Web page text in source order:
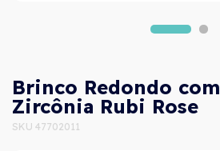
Brinco Redondo com
Zircônia Rubi Rose
SKU 47702011